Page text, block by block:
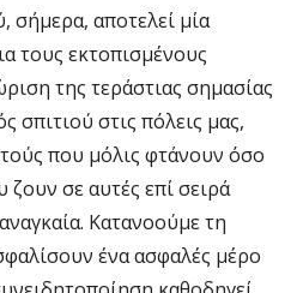
σήμερα, αποτελεί μία
τους εκτοπισμένους
της τεράστιας σημασίας
σπιτιού στις πόλεις μας,
που μόλις φτάνουν όσο
σε αυτές επί σειρά
Κατανοούμε τη
ένα ασφαλές μέρο